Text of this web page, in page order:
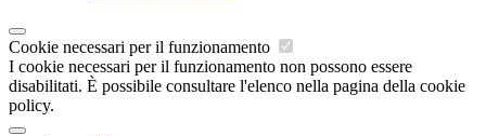
Cookie necessari per il funzionamento
I cookie necessari per il funzionamento non possono essere
disabilitati. È possibile consultare l'elenco nella pagina della cookie
policy.